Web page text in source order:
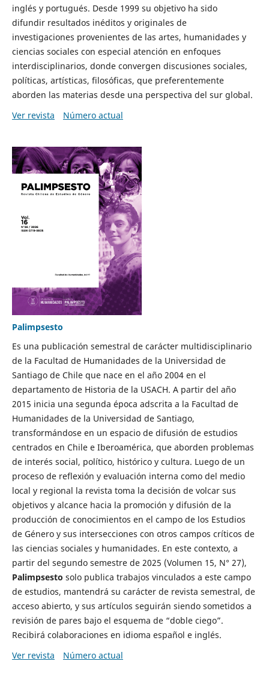
inglés y portugués. Desde 1999 su objetivo ha sido
difundir resultados inéditos y originales de
investigaciones provenientes de las artes, humanidades y
ciencias sociales con especial atención en enfoques
interdisciplinarios, donde convergen discusiones sociales,
políticas, artísticas, filosóficas, que preferentemente
aborden las materias desde una perspectiva del sur global.
Ver revista
Número actual
Palimpsesto
Es una publicación semestral de carácter multidisciplinario
de la Facultad de Humanidades de la Universidad de
Santiago de Chile que nace en el año 2004 en el
departamento de Historia de la USACH. A partir del año
2015 inicia una segunda época adscrita a la Facultad de
Humanidades de la Universidad de Santiago,
transformándose en un espacio de difusión de estudios
centrados en Chile e Iberoamérica, que aborden problemas
de interés social, político, histórico y cultura. Luego de un
proceso de reflexión y evaluación interna como del medio
local y regional la revista toma la decisión de volcar sus
objetivos y alcance hacia la promoción y difusión de la
producción de conocimientos en el campo de los Estudios
de Género y sus intersecciones con otros campos críticos de
las ciencias sociales y humanidades. En este contexto, a
partir del segundo semestre de 2025 (Volumen 15, N° 27),
Palimpsesto solo publica trabajos vinculados a este campo
de estudios, mantendrá su carácter de revista semestral, de
acceso abierto, y sus artículos seguirán siendo sometidos a
revisión de pares bajo el esquema de “doble ciego”.
Recibirá colaboraciones en idioma español e inglés.
Ver revista
Número actual